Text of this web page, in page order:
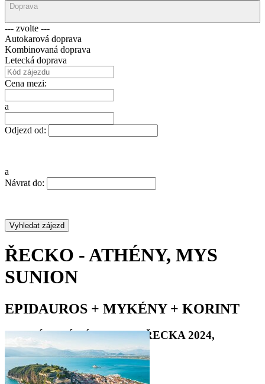
Doprava
--- zvolte ---
Autokarová doprava
Kombinovaná doprava
Letecká doprava
Cena mezi:
a
Odjezd od:
a
Návrat do:
ŘECKO - ATHÉNY, MYS
SUNION
EPIDAUROS + MYKÉNY + KORINT
POZNÁVACÍ ZÁJEZD DO ŘECKA 2024,
ATHÉNY
••••••••••••••••